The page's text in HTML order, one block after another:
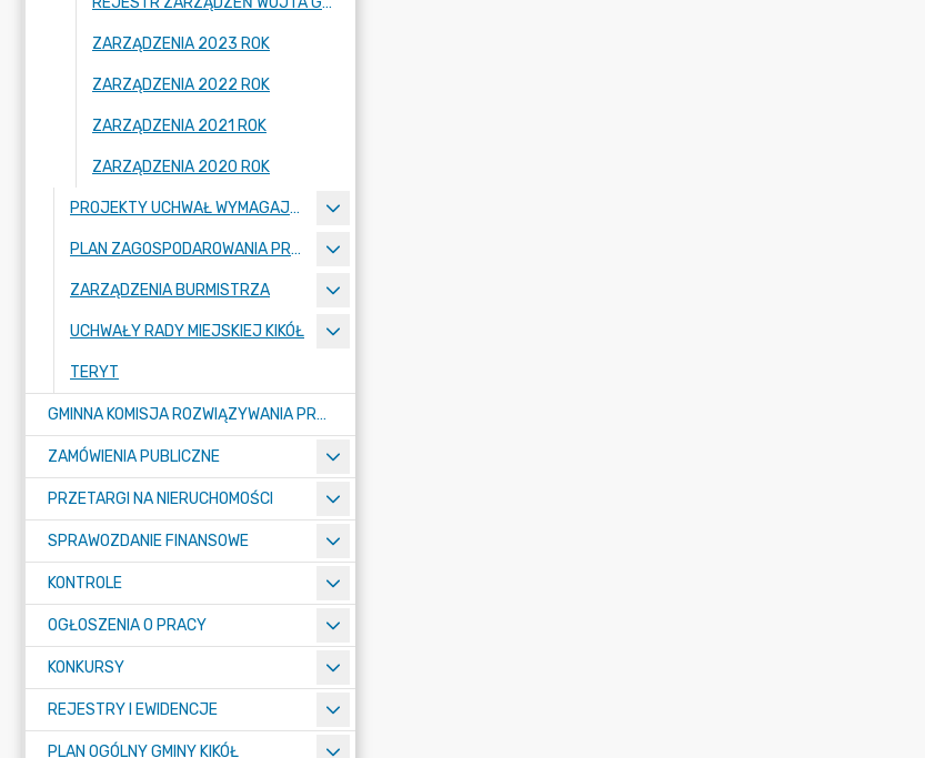
ZARZĄDZENIA 2023 ROK
ZARZĄDZENIA 2022 ROK
ZARZĄDZENIA 2021 ROK
ZARZĄDZENIA 2020 ROK
PROJEKTY UCHWAŁ WYMAGAJĄCE KONSULTACJI
PLAN ZAGOSPODAROWANIA PRZESTRZENNEGO
ZARZĄDZENIA BURMISTRZA
UCHWAŁY RADY MIEJSKIEJ KIKÓŁ
TERYT
GMINNA KOMISJA ROZWIĄZYWANIA PROBLEMÓW ALKOHOLOWYCH
ZAMÓWIENIA PUBLICZNE
PRZETARGI NA NIERUCHOMOŚCI
SPRAWOZDANIE FINANSOWE
KONTROLE
OGŁOSZENIA O PRACY
KONKURSY
REJESTRY I EWIDENCJE
PLAN OGÓLNY GMINY KIKÓŁ